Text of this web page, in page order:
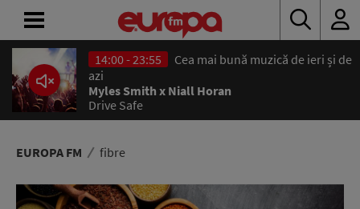
14:00 - 23:55
Cea mai bună muzică de ieri și de
azi
Myles Smith x Niall Horan
Drive Safe
EUROPA FM fibre
ACASĂ
ȘTIRI
RADIO
CONCURSURI